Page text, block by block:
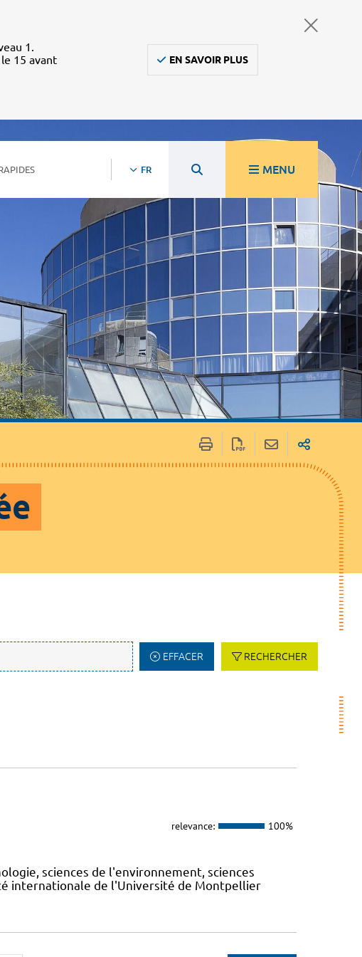
1.
15 avant
EN SAVOIR PLUS
FR MENU
EFFACER RECHERCHER
relevance: 100%
sciences de l'environnement, sciences
internationale de l'Université de Montpellier